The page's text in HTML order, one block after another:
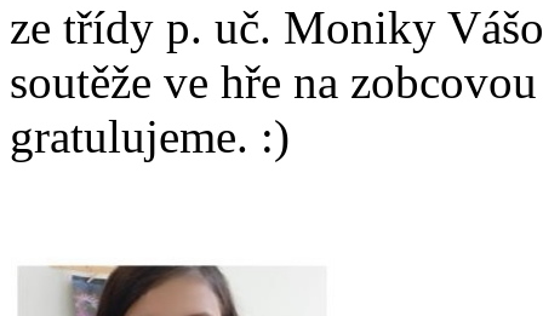
ze třídy p. uč. Moniky
soutěže ve hře na
gratulujeme. :)